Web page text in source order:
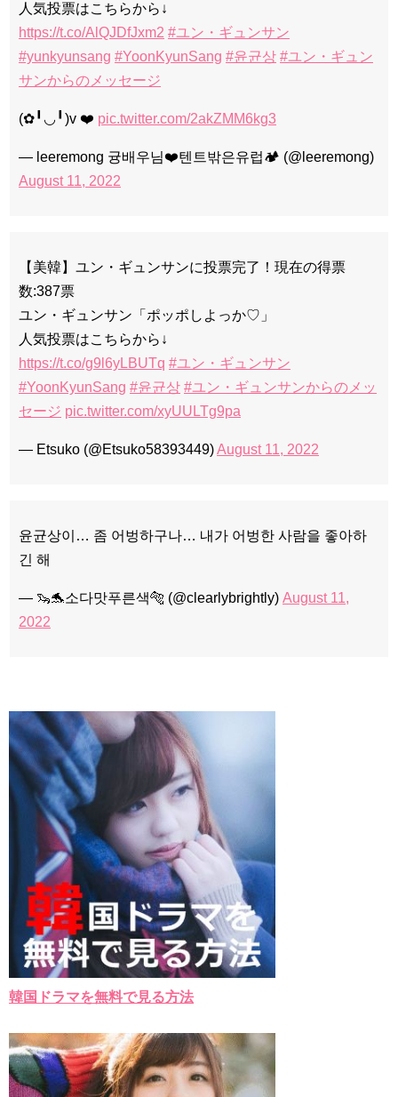
人気投票はこちらから↓
https://t.co/AlQJDfJxm2 #ユン・ギュンサン
#yunkyunsang #YoonKyunSang #윤균상 #ユン・ギュン
サンからのメッセージ
(✿╹◡╹)v ❤️ pic.twitter.com/2akZMM6kg3
— leeremong 귱배우님❤️텐트밖은유럽🏕 (@leeremong)
August 11, 2022
【美韓】ユン・ギュンサンに投票完了！現在の得票
数:387票
ユン・ギュンサン「ポッポしよっか♡」
人気投票はこちらから↓
https://t.co/g9l6yLBUTq #ユン・ギュンサン
#YoonKyunSang #윤균상 #ユン・ギュンサンからのメッ
セージ pic.twitter.com/xyUULTg9pa
— Etsuko (@Etsuko58393449)August 11, 2022
윤균상이… 좀 어벙하구나… 내가 어벙한 사람을 좋아하
긴 해
— 🦦🐬소다맛푸른색🐅 (@clearlybrightly) August 11,
2022
韓国ドラマを無料で見る方法